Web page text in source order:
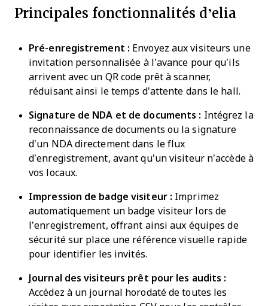
Principales fonctionnalités d’elia
Pré-enregistrement : Envoyez aux visiteurs une
invitation personnalisée à l’avance pour qu’ils
arrivent avec un QR code prêt à scanner,
réduisant ainsi le temps d’attente dans le hall.
Signature de NDA et de documents : Intégrez la
reconnaissance de documents ou la signature
d’un NDA directement dans le flux
d’enregistrement, avant qu’un visiteur n’accède à
vos locaux.
Impression de badge visiteur : Imprimez
automatiquement un badge visiteur lors de
l’enregistrement, offrant ainsi aux équipes de
sécurité sur place une référence visuelle rapide
pour identifier les invités.
Journal des visiteurs prêt pour les audits :
Accédez à un journal horodaté de toutes les